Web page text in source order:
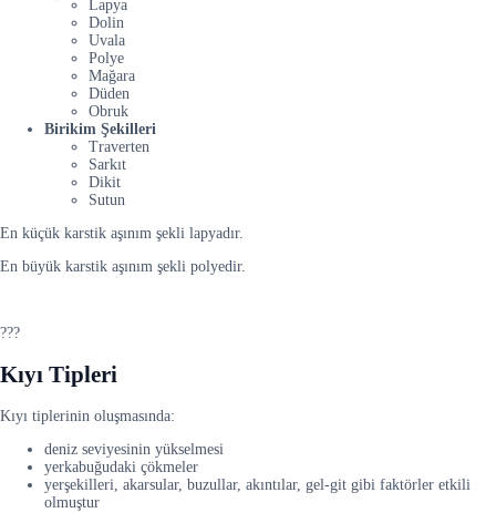
Lapya
Dolin
Uvala
Polye
Mağara
Düden
Obruk
Birikim Şekilleri
Traverten
Sarkıt
Dikit
Sutun
En küçük karstik aşınım şekli lapyadır.
En büyük karstik aşınım şekli polyedir.
???
Kıyı Tipleri
Kıyı tiplerinin oluşmasında:
deniz seviyesinin yükselmesi
yerkabuğudaki çökmeler
yerşekilleri, akarsular, buzullar, akıntılar, gel-git gibi faktörler etkili
olmuştur